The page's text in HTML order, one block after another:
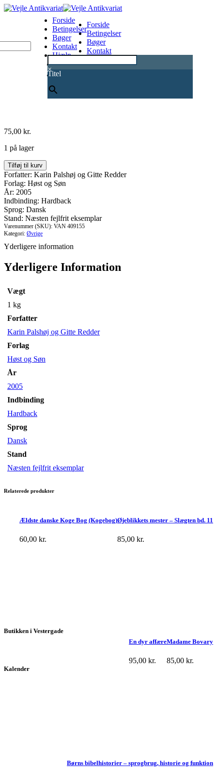
×
Titel
Forside
Betingelser
Bøger
Kontakt
Hjælp
0
Forside
Betingelser
Bøger
Kontakt
75,00 kr.
1 på lager
Mary.
Kronprinsesse
af
Danmark
antal
Tilføj til kurv
Forfatter: Karin Palshøj og Gitte Redder
Forlag: Høst og Søn
År: 2005
Indbinding: Hardback
Sprog: Dansk
Stand: Næsten fejlfrit eksemplar
Varenummer (SKU): VAN 409155
Kategori: Øvrige
Yderligere information
Yderligere Information
Vægt
1 kg
Forfatter
Karin Palshøj og Gitte Redder
Forlag
Høst og Søn
År
2005
Indbinding
Hardback
Sprog
Dansk
Stand
Næsten fejlfrit eksemplar
Relaterede produkter
Øjeblikkets mester – Slægten bd. 11
85,00 kr.
Ældste danske Koge Bog (Kogebog)
60,00 kr.
Madame Bovary
85,00 kr.
En dyr affære
95,00 kr.
Børns bibelhistorier – sprogbrug, historie og funktion
Butikken i Vestergade
Kalender